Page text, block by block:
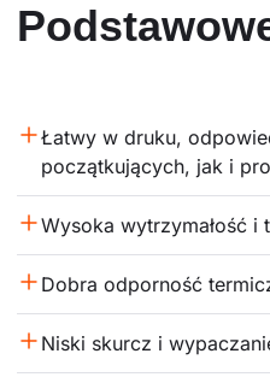
Łatwy w druku,
początkujących, jak i
Wysoka wytrzymałość i
Dobra odporność
Niski skurcz i